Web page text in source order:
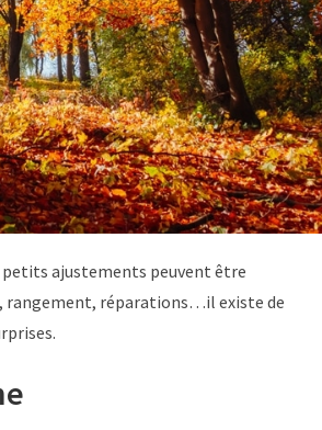
ajustements peuvent être
rangement, réparations…il existe de